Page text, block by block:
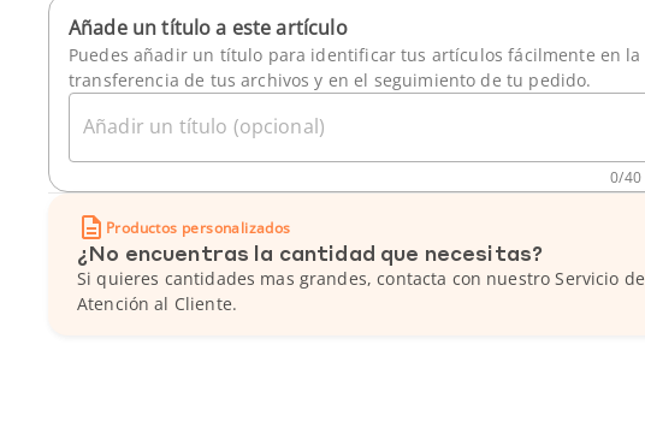
Añade un título a este artículo
Puedes añadir un título para identificar tus artículos fácilmente en la
transferencia de tus archivos y en el seguimiento de tu pedido.
Añadir un título (opcional)
0/40
Productos personalizados
¿No encuentras la cantidad que necesitas?
Si quieres cantidades mas grandes, contacta con nuestro Servicio de
Atención al Cliente.